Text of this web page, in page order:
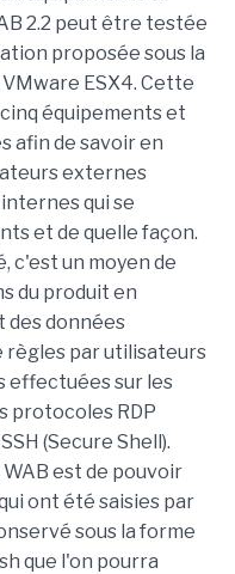
2.2 peut être testée
proposée sous la
ESX4. Cette
équipements et
afin de savoir en
externes
qui se
et de quelle façon.
c'est un moyen de
du produit en
des données
par utilisateurs
effectuées sur les
protocoles RDP
(Secure Shell).
est de pouvoir
ont été saisies par
sous la forme
que l'on pourra